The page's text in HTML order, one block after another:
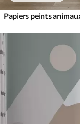
Papiers peints